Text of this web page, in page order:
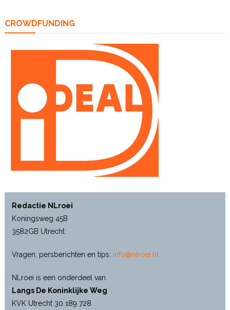
CROWDFUNDING
Redactie NLroei
Koningsweg 45B
3582GB Utrecht
Vragen, persberichten en tips: info@nlroei.nl
NLroei is een onderdeel van
Langs De Koninklijke Weg
KVK Utrecht 30 189 728